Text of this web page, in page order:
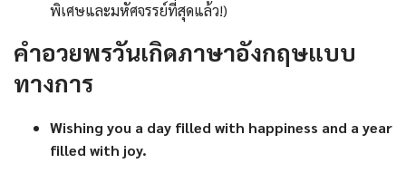
พิเศษและมหัศจรรย์ที่สุดแล้ว!)
คำอวยพรวันเกิดภาษาอังกฤษแบบ
ทางการ
Wishing you a day filled with happiness and a year
filled with joy.